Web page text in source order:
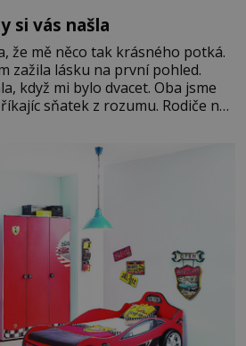
si vás našla
že mě něco tak krásného potká.
zažila lásku na první pohled.
když mi bylo dvacet. Oba jsme
sňatek z rozumu. Rodiče nás